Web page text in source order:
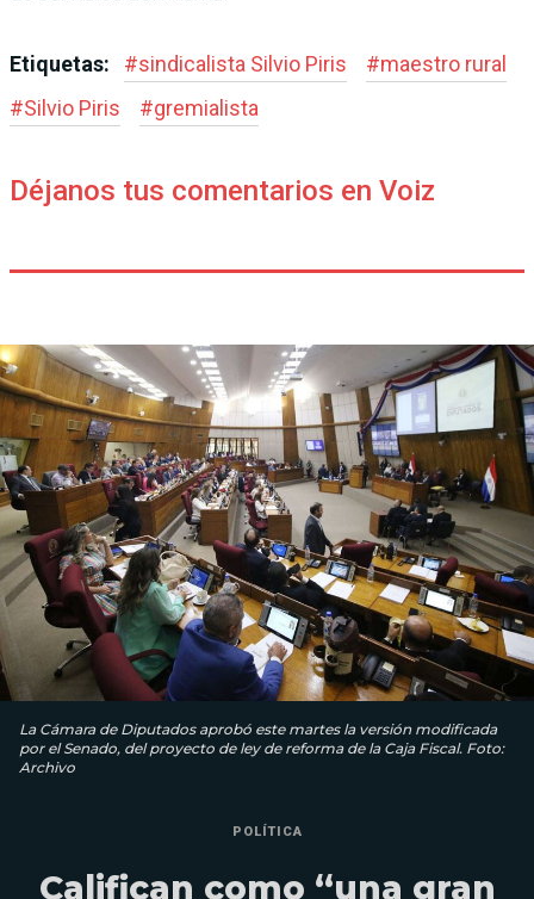
Etiquetas: #sindicalista Silvio Piris #maestro rural
#Silvio Piris #gremialista
Déjanos tus comentarios en Voiz
La Cámara de Diputados aprobó este martes la versión modificada
por el Senado, del proyecto de ley de reforma de la Caja Fiscal. Foto:
Archivo
POLÍTICA
Califican como “una gran